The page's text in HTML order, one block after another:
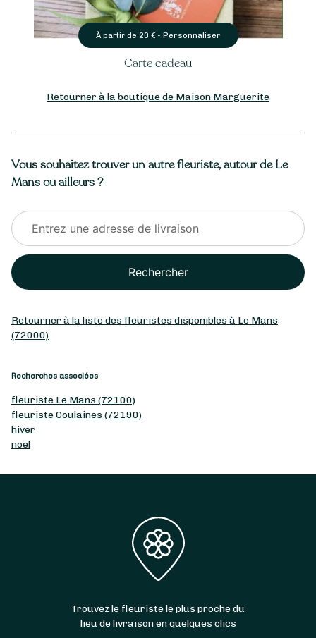
À partir de35€ -Personnaliser
Bougie parfumée « AMES »
Retourner à la boutique de Maison Marguerite
Vous souhaitez trouver un autre fleuriste, autour de Le
Mans ou ailleurs ?
Rechercher
Retourner à la liste des fleuristes disponibles à Le Mans
(72000)
Recherches associées
fleuriste Le Mans (72100)
fleuriste Coulaines (72190)
hiver
noël
Trouvez le fleuriste le plus proche du
lieu de livraison en quelques clics